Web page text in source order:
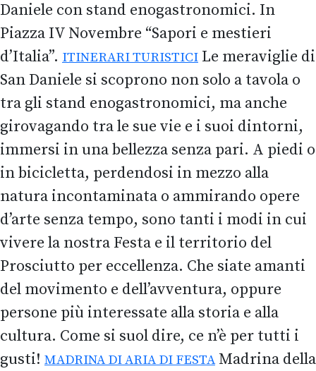
Daniele con stand enogastronomici. In
Piazza IV Novembre “Sapori e mestieri
d’Italia”. ITINERARI TURISTICI Le meraviglie di
San Daniele si scoprono non solo a tavola o
tra gli stand enogastronomici, ma anche
girovagando tra le sue vie e i suoi dintorni,
immersi in una bellezza senza pari. A piedi o
in bicicletta, perdendosi in mezzo alla
natura incontaminata o ammirando opere
d’arte senza tempo, sono tanti i modi in cui
vivere la nostra Festa e il territorio del
Prosciutto per eccellenza. Che siate amanti
del movimento e dell’avventura, oppure
persone più interessate alla storia e alla
cultura. Come si suol dire, ce n’è per tutti i
gusti! MADRINA DI ARIA DI FESTAMadrina della